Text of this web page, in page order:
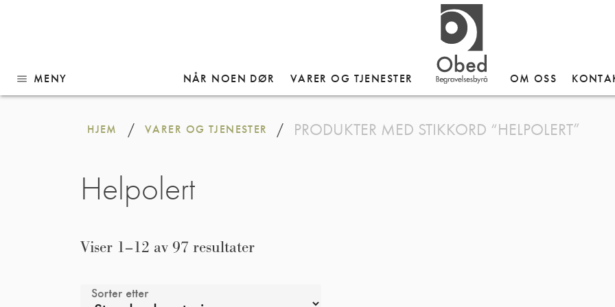
menu MENY NÅR NOEN DØR VARER OG TJENESTER OM OSS
Gå
HJEM / VARER OG TJENESTER / PRODUKTER MED STIKKORD “HELPOLERT”
Helpolert
Viser 1–12 av 97 resultater
Sorter etter